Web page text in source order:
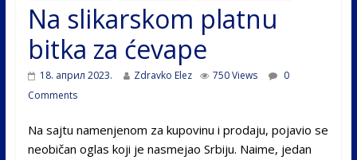
Na slikarskom platnu
bitka za ćevape
18. април 2023. Zdravko Elez 750 Views
0
Comments
Na sajtu namenjenom za kupovinu i prodaju, pojavio se
neobičan oglas koji je nasmejao Srbiju. Naime, jedan